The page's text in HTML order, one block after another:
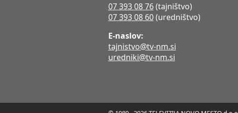
07 393 08 76(tajništvo)
07 393 08 60(uredništvo)
E-naslov:
tajnistvo@tv-nm.si
uredniki@tv-nm.si